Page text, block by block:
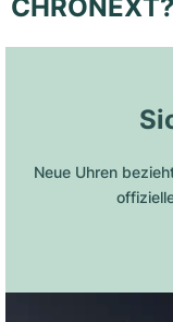
CHRONEXT?
Neue Uhren